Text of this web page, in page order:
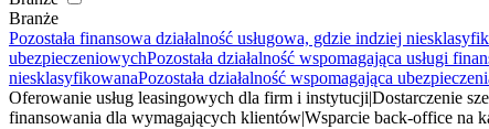
Branże
Pozostała finansowa działalność usługowa, gdzie indziej
ubezpieczeniowychPozostała działalność wspomagająca usługi
niesklasyfikowanaPozostała działalność wspomagająca
Oferowanie usług leasingowych dla firm i instytucjiDostarczenie
finansowania dla wymagających klientówWsparcie back-office na